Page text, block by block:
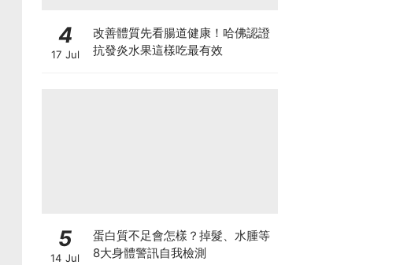
4
17 Jul
改善體質先看腸道健康！哈佛認證
抗發炎水果這樣吃最有效
5
14 Jul
蛋白質不足會怎樣？掉髮、水腫等
8大身體警訊自我檢測